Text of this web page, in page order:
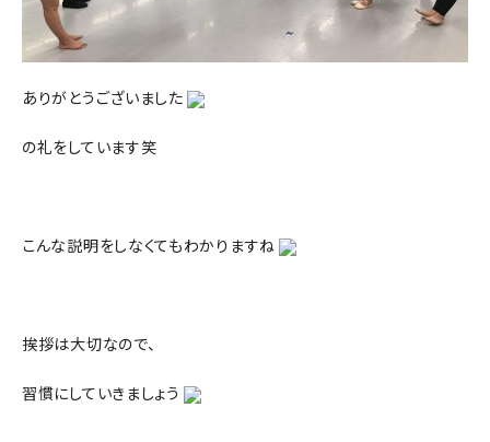
ありがとうございました
の礼をしています笑
こんな説明をしなくてもわかりますね
挨拶は大切なので、
習慣にしていきましょう